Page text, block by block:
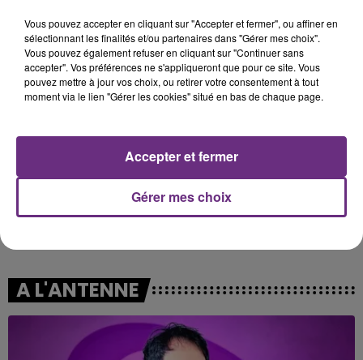
What You Want All The Things She Said
13h53
13h53
AMIR
13h50
13h50
RAYE
A L'ANTENNE
Vous pouvez accepter en cliquant sur "Accepter et fermer", ou affiner en
sélectionnant les finalités et/ou partenaires dans "Gérer mes choix".
Vous pouvez également refuser en cliquant sur "Continuer sans
accepter". Vos préférences ne s'appliqueront que pour ce site. Vous
pouvez mettre à jour vos choix, ou retirer votre consentement à tout
moment via le lien "Gérer les cookies" situé en bas de chaque page.
Gérer mes choix
Accepter et fermer